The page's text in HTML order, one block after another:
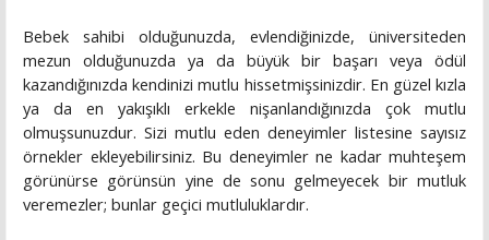
Bebek sahibi olduğunuzda, evlendiğinizde, üniversiteden
mezun olduğunuzda ya da büyük bir başarı veya ödül
kazandığınızda kendinizi mutlu hissetmişsinizdir. En güzel kızla
ya da en yakışıklı erkekle nişanlandığınızda çok mutlu
olmuşsunuzdur. Sizi mutlu eden deneyimler listesine sayısız
örnekler ekleyebilirsiniz. Bu deneyimler ne kadar muhteşem
görünürse görünsün yine de sonu gelmeyecek bir mutluk
veremezler; bunlar geçici mutluluklardır.